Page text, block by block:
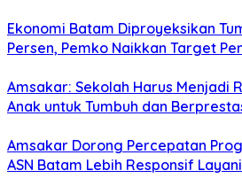
Ekonomi Batam Diproyeksikan
Persen, Pemko Naikkan Target
Amsakar: Sekolah Harus Menjadi
Anak untuk Tumbuh dan
Amsakar Dorong Percepatan
ASN Batam Lebih Responsif